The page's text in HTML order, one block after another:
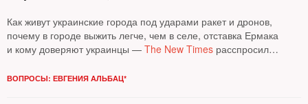
Как живут украинские города под ударами ракет и дронов,
почему в городе выжить легче, чем в селе, отставка Ермака
и кому доверяют украинцы — The New Times расспросил
ВОПРОСЫ: ЕВГЕНИЯ АЛЬБАЦ*